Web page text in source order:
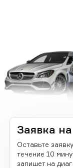
Заявка
Оставьте
течение 10
запишет на